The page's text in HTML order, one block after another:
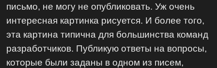
письмо, не могу не опубликовать. Уж очень
интересная картинка рисуется. И более того,
эта картина типична для большинства команд
разработчиков. Публикую ответы на вопросы,
которые были заданы в одном из писем,